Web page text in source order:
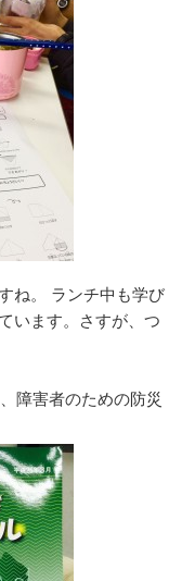
ね。 ランチ中も学び
います。さすが、つ
障害者のための防災